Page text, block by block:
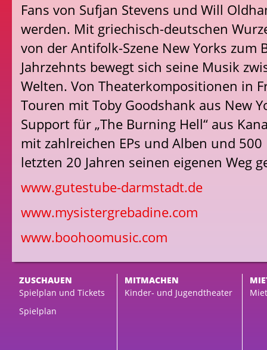
Fans von Sufjan Stevens und Will
werden. Mit griechisch-deutschen
von der Antifolk-Szene New Yorks zum
Jahrzehnts bewegt sich seine Musik
Welten. Von Theaterkompositionen in
Touren mit Toby Goodshank aus New
Support für „The Burning Hell“ aus
mit zahlreichen EPs und Alben und
letzten 20 Jahren seinen eigenen Weg
www.gutestube-darmstadt.de
www.mysistergrebadine.com
www.boohoomusic.com
ZUSCHAUEN
Spielplan und Tickets
Spielplan
MITMACHEN
Kinder- und Jugendtheater